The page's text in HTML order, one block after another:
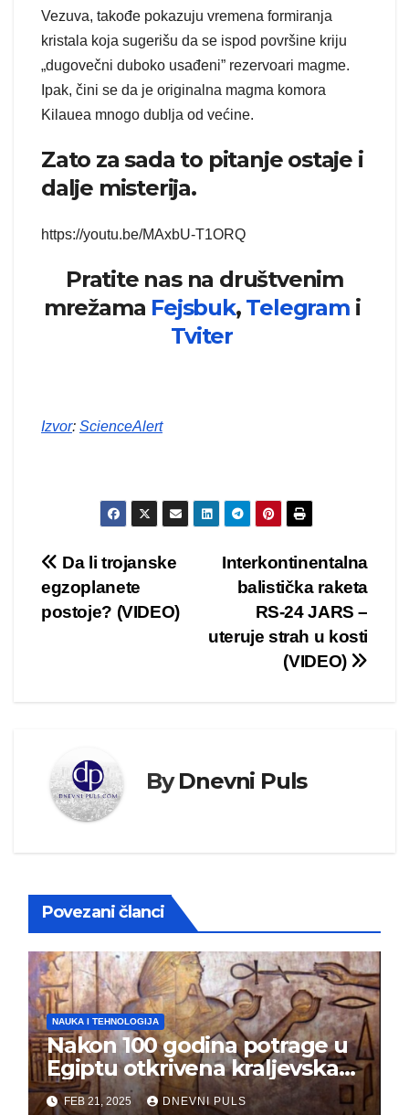
Vezuva, takođe pokazuju vremena formiranja
kristala koja sugerišu da se ispod površine kriju
„dugovečni duboko usađeni” rezervoari magme.
Ipak, čini se da je originalna magma komora
Kilauea mnogo dublja od većine.
Zato za sada to pitanje ostaje i
dalje misterija.
https://youtu.be/MAxbU-T1ORQ
Pratite nas na društvenim
mrežama Fejsbuk, Telegrami
Tviter
Izvor: ScienceAlert
Kretanje
članka
Interkontinentalna
balistička raketa
RS-24 JARS –
uteruje strah u kosti
(VIDEO)
Da li trojanske
egzoplanete
postoje? (VIDEO)
ByDnevni Puls
Povezani članci
NAUKA I TEHNOLOGIJA
Nakon 100 godina potrage u
Egiptu otkrivena kraljevska
grobnica (FOTO)
FEB 21, 2025 DNEVNI PULS